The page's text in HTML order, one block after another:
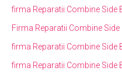
firma Reparatii Combine Side
Firma Reparatii Combine Side
firma Reparatii Combine Side
firma Reparatii Combine Side